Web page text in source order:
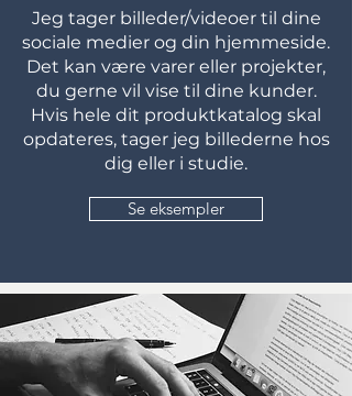
Jeg tager billeder/videoer til dine
sociale medier og din hjemmeside.
Det kan være varer eller projekter,
du gerne vil vise til dine kunder.
Hvis hele dit produktkatalog skal
opdateres, tager jeg billederne hos
dig eller i studie.
Se eksempler